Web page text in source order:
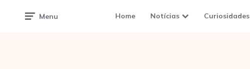
Menu Home Notícias Curiosidades